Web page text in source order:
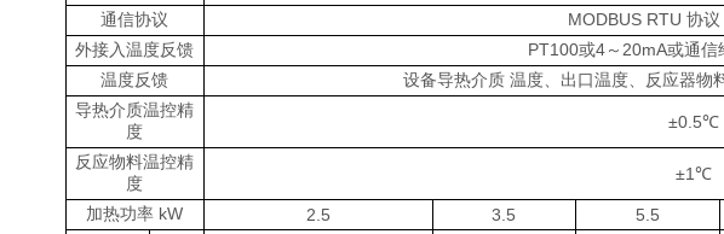
通信协议
MODBUS RTU 协
外接入温度反馈
PT100或4～20mA或通
温度反馈
设备导热介质 温度、出口温度、反应器物
导热介质温控精
度
±0.5℃
反应物料温控精
度
±1℃
加热功率 kW 2.5 3.5 5.5